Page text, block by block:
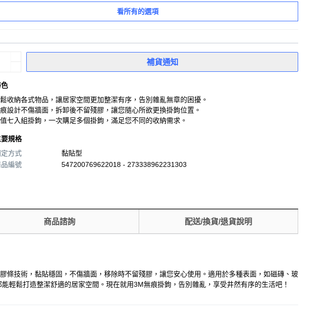
看所有的選項
補貨通知
收納各式物品，讓居家空間更加整潔有序，告別雜亂無章的困擾。
設計不傷牆面，拆卸後不留殘膠，讓您隨心所欲更換掛鉤位置。
七入組掛鉤，一次購足多個掛鉤，滿足您不同的收納需求。
規格
方式
黏貼型
編號
547200769622018 - 273338962231303
商品諮詢 配送/換貨/退貨說明
技術，黏貼穩固，不傷牆面，移除時不留殘膠，讓您安心使用。適用於多種表面，如磁磚、玻
鬆打造整潔舒適的居家空間。現在就用3M無痕掛鉤，告別雜亂，享受井然有序的生活吧！